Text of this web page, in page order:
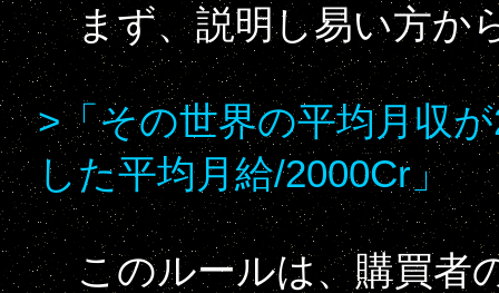
まず、説明し易い方か
>「その世界の平均月収
した平均月給/2000Cr」
このルールは、購買者